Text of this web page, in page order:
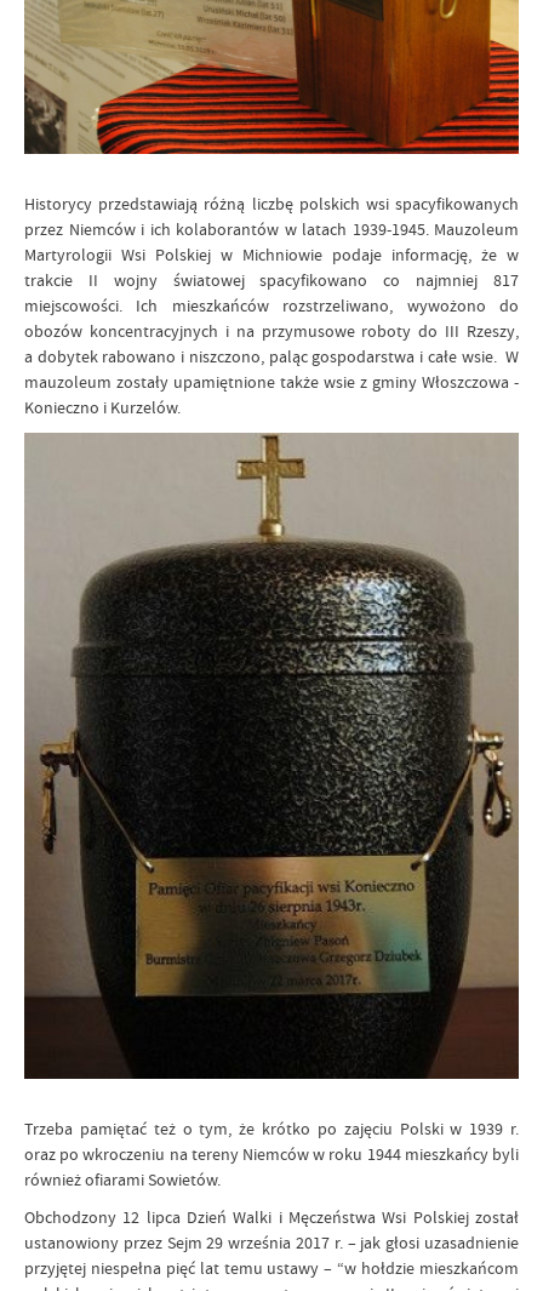
Historycy przedstawiają różną liczbę polskich wsi spacyfikowanych
przez Niemców i ich kolaborantów w latach 1939-1945. Mauzoleum
Martyrologii Wsi Polskiej w Michniowie podaje informację, że w
trakcie II wojny światowej spacyfikowano co najmniej 817
miejscowości. Ich mieszkańców rozstrzeliwano, wywożono do
obozów koncentracyjnych i na przymusowe roboty do III Rzeszy,
a dobytek rabowano i niszczono, paląc gospodarstwa i całe wsie. W
mauzoleum zostały upamiętnione także wsie z gminy Włoszczowa -
Konieczno i Kurzelów.
Trzeba pamiętać też o tym, że krótko po zajęciu Polski w 1939 r.
oraz po wkroczeniu na tereny Niemców w roku 1944 mieszkańcy byli
również ofiarami Sowietów.
Obchodzony 12 lipca Dzień Walki i Męczeństwa Wsi Polskiej został
ustanowiony przez Sejm 29 września 2017 r. – jak głosi uzasadnienie
przyjętej niespełna pięć lat temu ustawy – “w hołdzie mieszkańcom